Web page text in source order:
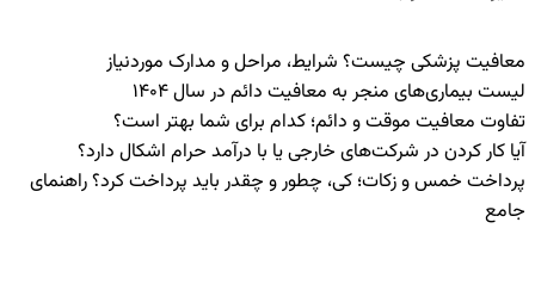
معافیت پزشکی چیست؟ شرایط، مراحل و مدارک موردنیاز
لیست بیماری‌های منجر به معافیت دائم در سال ۱۴۰۴
تفاوت معافیت موقت و دائم؛ کدام برای شما بهتر است؟
آیا کار کردن در شرکت‌های خارجی یا با درآمد حرام اشکال دارد؟
پرداخت خمس و زکات؛ کی، چطور و چقدر باید پرداخت کرد؟ راهنمای
جامع